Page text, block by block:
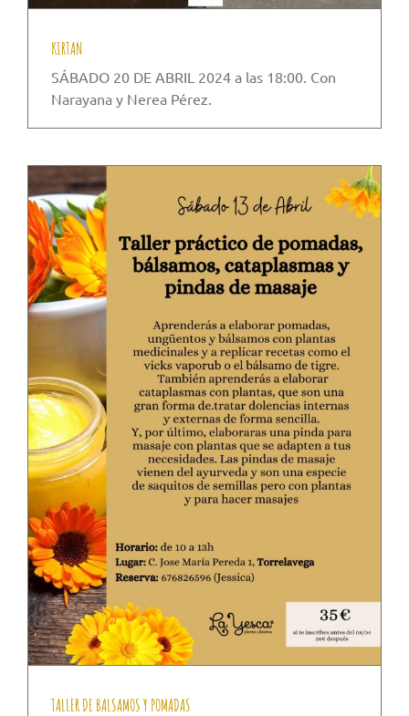
KIRTAN
SÁBADO 20 DE ABRIL 2024 a las 18:00. Con
Narayana y Nerea Pérez.
TALLER DE BALSAMOS Y POMADAS